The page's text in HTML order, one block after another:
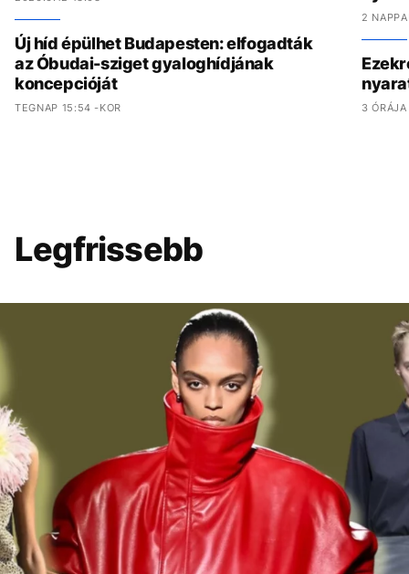
Új híd épülhet Budapesten: elfogadták
az Óbudai-sziget gyaloghídjának
koncepcióját
TEGNAP 15:54 -KOR
2
3 ÓRÁJA
Legfrissebb